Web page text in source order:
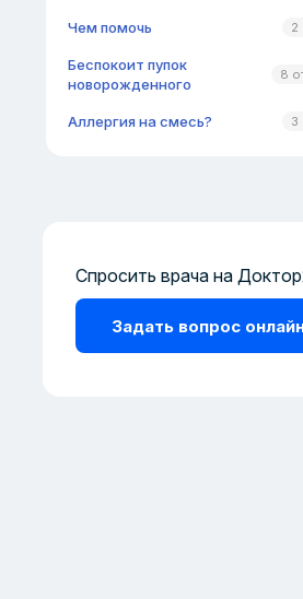
Чем помочь 2
Беспокоит пупок
новорожденного
8
Аллергия на смесь? 3
Спросить врача на
Задать вопрос